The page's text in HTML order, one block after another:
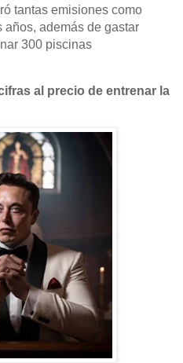
tantas emisiones como
años, además de gastar
300 piscinas
al precio de entrenar la